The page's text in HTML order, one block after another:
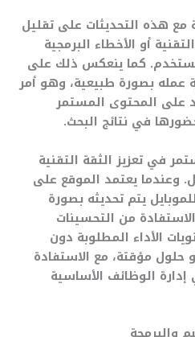
مع هذه التحديثات على تقليل
أو الأخطاء البرمجية
كما ينعكس ذلك على
عمله بصورة طبيعية، وهو أمر
على المحتوى المستمر
في نتائج البحث.
في تعزيز الثقة التقنية
وعندما يعتمد الموقع على
يتم تحديثه بصورة
من التحسينات
الأداء المطلوبة دون
حلول مؤقتة، مع الاستفادة
الوظائف الأساسية